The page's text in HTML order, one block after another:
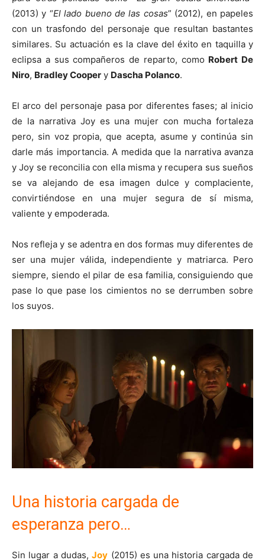
(2013) y “El lado bueno de las cosas” (2012), en papeles
con un trasfondo del personaje que resultan bastantes
similares. Su actuación es la clave del éxito en taquilla y
eclipsa a sus compañeros de reparto, como Robert De
Niro, Bradley Cooper y Dascha Polanco.
El arco del personaje pasa por diferentes fases; al inicio
de la narrativa Joy es una mujer con mucha fortaleza
pero, sin voz propia, que acepta, asume y continúa sin
darle más importancia. A medida que la narrativa avanza
y Joy se reconcilia con ella misma y recupera sus sueños
se va alejando de esa imagen dulce y complaciente,
convirtiéndose en una mujer segura de sí misma,
valiente y empoderada.
Nos refleja y se adentra en dos formas muy diferentes de
ser una mujer válida, independiente y matriarca. Pero
siempre, siendo el pilar de esa familia, consiguiendo que
pase lo que pase los cimientos no se derrumben sobre
los suyos.
Una historia cargada de
esperanza pero…
Sin lugar a dudas,Joy (2015) es una historia cargada de